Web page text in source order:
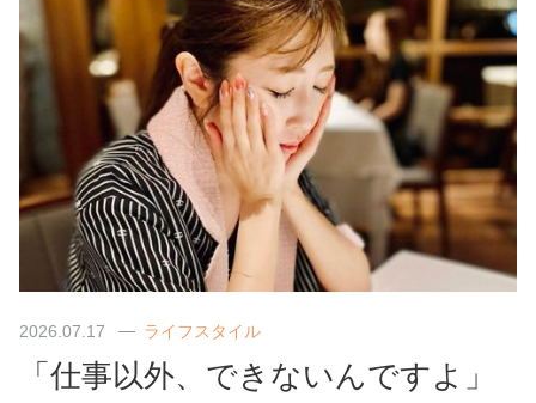
2026.07.17 ライフスタイル
「仕事以外、できないんですよ」